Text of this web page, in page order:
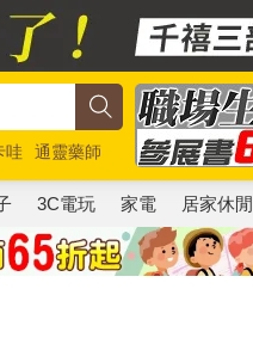
哇
通靈藥師
3C電玩 家電 居家休閒